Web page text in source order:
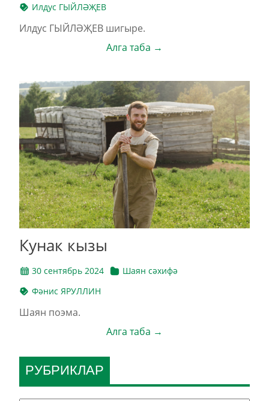
Илдус ГЫЙЛӘҖЕВ
Илдус ГЫЙЛӘҖЕВ шигыре.
Алга таба →
Кунак кызы
30 сентябрь 2024
Шаян сәхифә
Фәнис ЯРУЛЛИН
Шаян поэма.
Алга таба →
РУБРИКЛАР